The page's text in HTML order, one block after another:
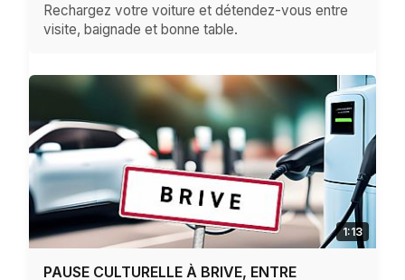
Rechargez votre voiture et détendez-vous entre
visite, baignade et bonne table.
1:13
PAUSE CULTURELLE À BRIVE, ENTRE